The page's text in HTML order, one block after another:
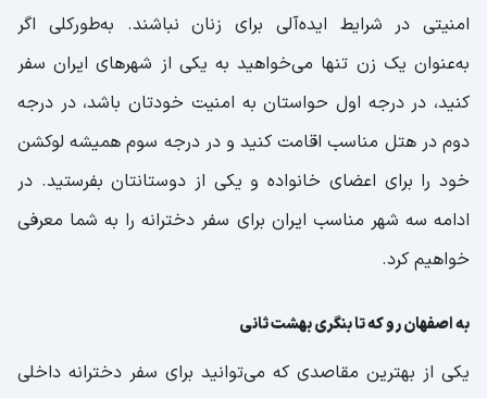
امنیتی در شرایط ایده‌آلی برای زنان نباشند. به‌طورکلی اگر
به‌عنوان یک زن تنها می‌خواهید به یکی از شهرهای ایران سفر
کنید، در درجه اول حواستان به امنیت خودتان باشد، در درجه
دوم در هتل مناسب اقامت کنید و در درجه سوم همیشه لوکشن
خود را برای اعضای خانواده و یکی از دوستانتان بفرستید. در
ادامه سه شهر مناسب ایران برای سفر دخترانه را به شما معرفی
خواهیم کرد.
به اصفهان رو که تا بنگری بهشت ثانی
یکی از بهترین مقاصدی که می‌توانید برای سفر دخترانه داخلی